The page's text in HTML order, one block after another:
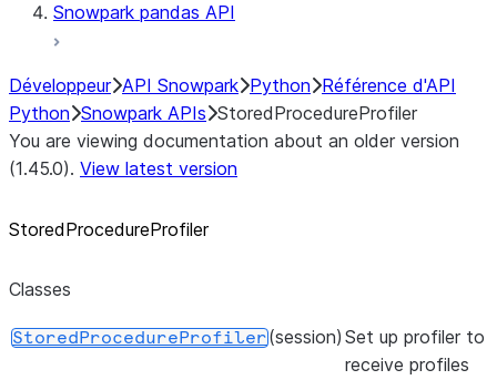
Snowpark pandas API
Développeur API Snowpark Python Référence d'API
Python Snowpark APIs StoredProcedureProfiler
You are viewing documentation about an older version
(1.45.0). View latest version
StoredProcedureProfiler
Classes
StoredProcedureProfiler(session) Set up profiler to
receive profiles